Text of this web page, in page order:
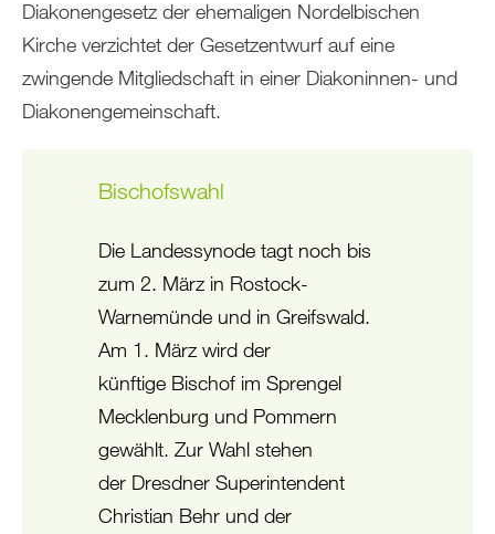
Diakonengesetz der ehemaligen Nordelbischen
Kirche verzichtet der Gesetzentwurf auf eine
zwingende Mitgliedschaft in einer Diakoninnen- und
Diakonengemeinschaft.
Bischofswahl
Die Landessynode tagt noch bis
zum 2. März in Rostock-
Warnemünde und in Greifswald.
Am 1. März wird der
künftige Bischof im Sprengel
Mecklenburg und Pommern
gewählt. Zur Wahl stehen
der Dresdner Superintendent
Christian Behr und der